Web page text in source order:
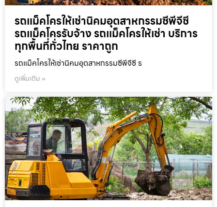
รถแม็คโครให้เช่านิคมอุตสาหกรรมซีพีจีซี
รถแม็คโครรับจ้าง รถแม็คโครให้เช่า บริการ
ทุกพื้นที่ทั่วไทย ราคาถูก
รถแม็คโครให้เช่านิคมอุตสาหกรรมซีพีจีซี ร
ดูเพิ่มเติม »